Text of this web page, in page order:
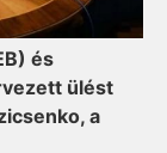
és
ülést
a